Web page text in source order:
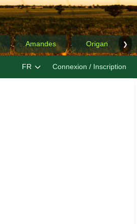
Amandes Origan ❯
FR Connexion / Inscription